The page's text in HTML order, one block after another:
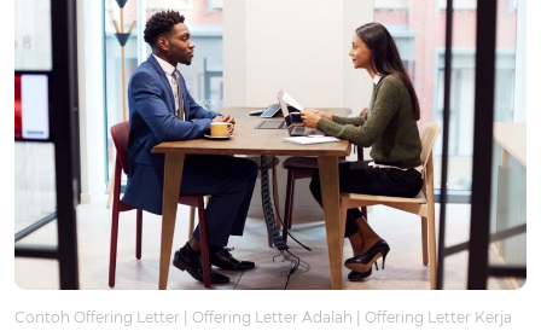
Contoh Offering Letter Offering Letter Adalah Offering Letter Kerja